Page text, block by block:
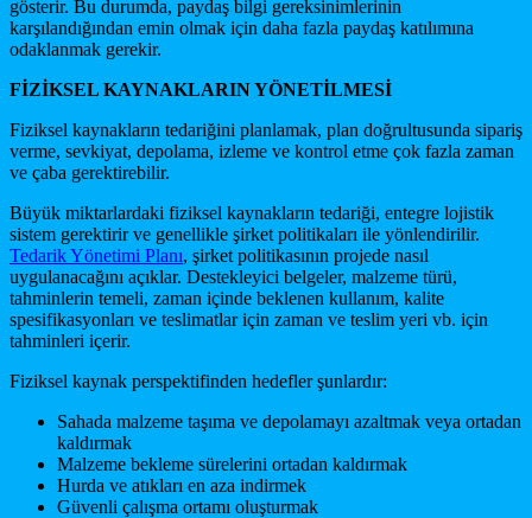
gösterir. Bu durumda, paydaş bilgi gereksinimlerinin
karşılandığından emin olmak için daha fazla paydaş katılımına
odaklanmak gerekir.
FİZİKSEL KAYNAKLARIN YÖNETİLMESİ
Fiziksel kaynakların tedariğini planlamak, plan doğrultusunda sipariş
verme, sevkiyat, depolama, izleme ve kontrol etme çok fazla zaman
ve çaba gerektirebilir.
Büyük miktarlardaki fiziksel kaynakların tedariği, entegre lojistik
sistem gerektirir ve genellikle şirket politikaları ile yönlendirilir.
Tedarik Yönetimi Planı, şirket politikasının projede nasıl
uygulanacağını açıklar. Destekleyici belgeler, malzeme türü,
tahminlerin temeli, zaman içinde beklenen kullanım, kalite
spesifikasyonları ve teslimatlar için zaman ve teslim yeri vb. için
tahminleri içerir.
Fiziksel kaynak perspektifinden hedefler şunlardır:
Sahada malzeme taşıma ve depolamayı azaltmak veya ortadan
kaldırmak
Malzeme bekleme sürelerini ortadan kaldırmak
Hurda ve atıkları en aza indirmek
Güvenli çalışma ortamı oluşturmak